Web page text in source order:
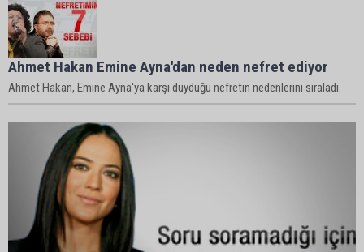
Ahmet Hakan Emine Ayna'dan neden nefret ediyor
Ahmet Hakan, Emine Ayna'ya karşı duyduğu nefretin nedenlerini sıraladı.